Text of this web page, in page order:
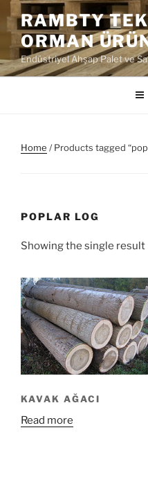
İçeriğe
geç RAMBTY
ORMAN
Endüstriyel Ahşap Palet ve
Home / Products tagged
POPLAR LOG
Showing the single result
KAVAK AĞACI
Read more